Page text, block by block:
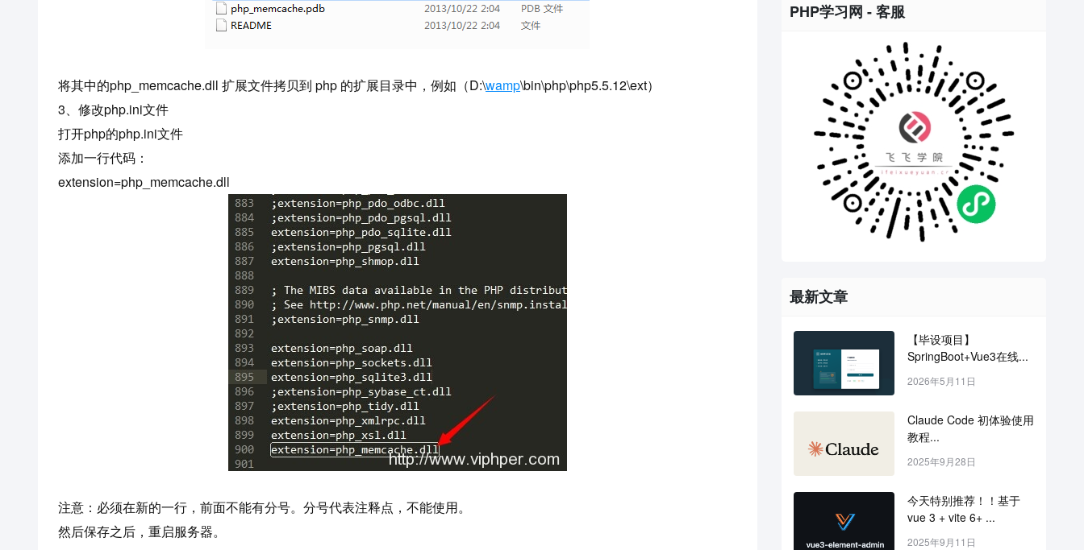
将其中的php_memcache.dll 扩展文件拷贝到 php 的扩展目录中，例如（D:\wamp\bin\php\php5.5.12\ext）
3、修改php.ini文件
打开php的php.ini文件
添加一行代码：
extension=php_memcache.dll
注意：必须在新的一行，前面不能有分号。分号代表注释点，不能使用。
然后保存之后，重启服务器。
PHP学习网 - 客服
最新文章
【毕设项目】
SpringBoot+Vue3在线...
2026年5月11日
Claude Code 初体验使用
教程...
2025年9月28日
今天特别推荐！！基于
vue 3 + vite 6+ ...
2025年9月11日